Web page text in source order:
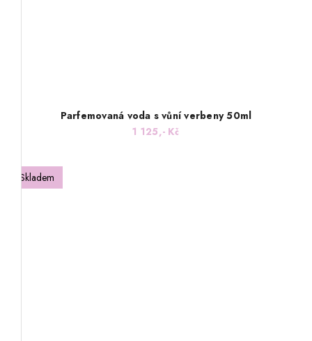
Parfemovaná voda s vůní verbeny 50ml
1 125,- Kč
Skladem